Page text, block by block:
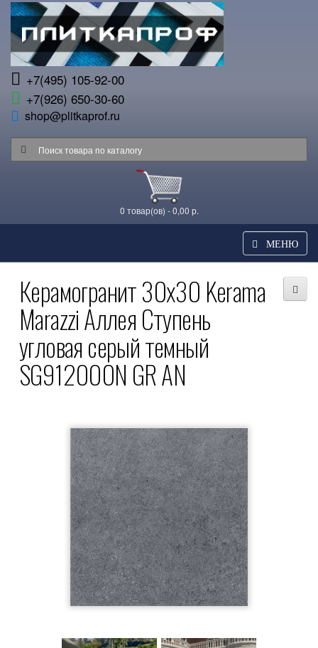
+7(495) 105-92-00
+7(926) 650-30-60
shop@plitkaprof.ru
0 товар(ов) - 0,00 р.
МЕНЮ
Керамогранит 30x30 Kerama
Marazzi Аллея Ступень
угловая серый темный
SG912000N GR AN